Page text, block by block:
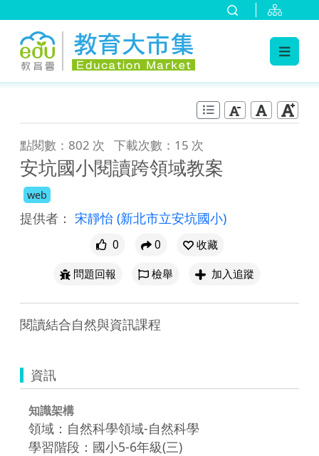
點閱數：802 次 下載次數：15 次
安坑國小閱讀跨領域教案
web
提供者： 宋靜怡 (新北市立安坑國小)
0 0
收藏
問題回報
檢舉 加入追蹤
閱讀結合自然與資訊課程
資訊
知識架構
領域：自然科學領域-自然科學
學習階段：國小5-6年級(三)